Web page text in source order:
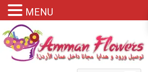
MENU